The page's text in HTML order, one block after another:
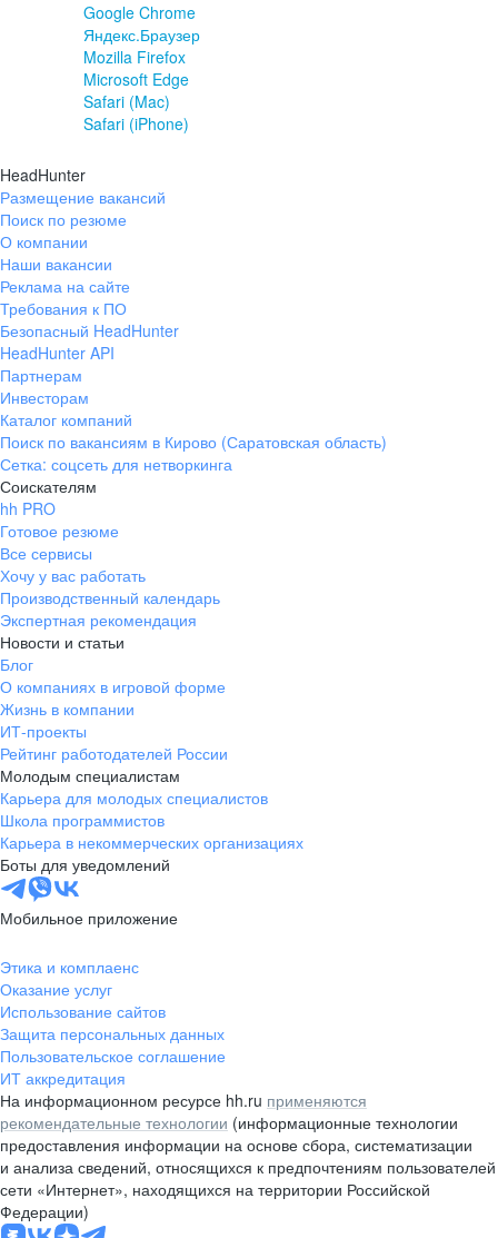
Google Chrome
Яндекс.Браузер
Mozilla Firefox
Microsoft Edge
Safari (Mac)
Safari (iPhone)
HeadHunter
Размещение вакансий
Поиск по резюме
О компании
Наши вакансии
Реклама на сайте
Требования к ПО
Безопасный HeadHunter
HeadHunter API
Партнерам
Инвесторам
Каталог компаний
Поиск по вакансиям в Кирово (Саратовская область)
Сетка: соцсеть для нетворкинга
Соискателям
hh PRO
Готовое резюме
Все сервисы
Хочу у вас работать
Производственный календарь
Экспертная рекомендация
Новости и статьи
Блог
О компаниях в игровой форме
Жизнь в компании
ИТ-проекты
Рейтинг работодателей России
Молодым специалистам
Карьера для молодых специалистов
Школа программистов
Карьера в некоммерческих организациях
Боты для уведомлений
Мобильное приложение
Этика и комплаенс
Оказание услуг
Использование сайтов
Защита персональных данных
Пользовательское соглашение
ИТ аккредитация
На информационном ресурсе hh.ru применяются
рекомендательные технологии (информационные технологии
предоставления информации на основе сбора, систематизации
и анализа сведений, относящихся к предпочтениям пользователей
сети «Интернет», находящихся на территории Российской
Федерации)